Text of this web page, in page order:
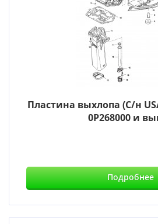
Пластина выхлопа (С/н
0P268000 и
Подробнее